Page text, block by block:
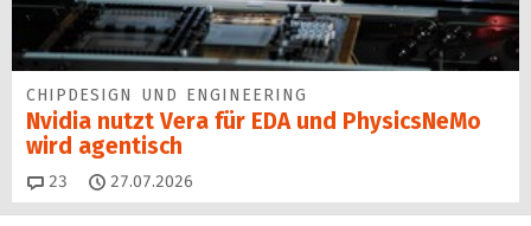
CHIPDESIGN UND ENGINEERING
Nvidia nutzt Vera für EDA und PhysicsNeMo
wird agentisch
23 Kommentare
27.07.2026